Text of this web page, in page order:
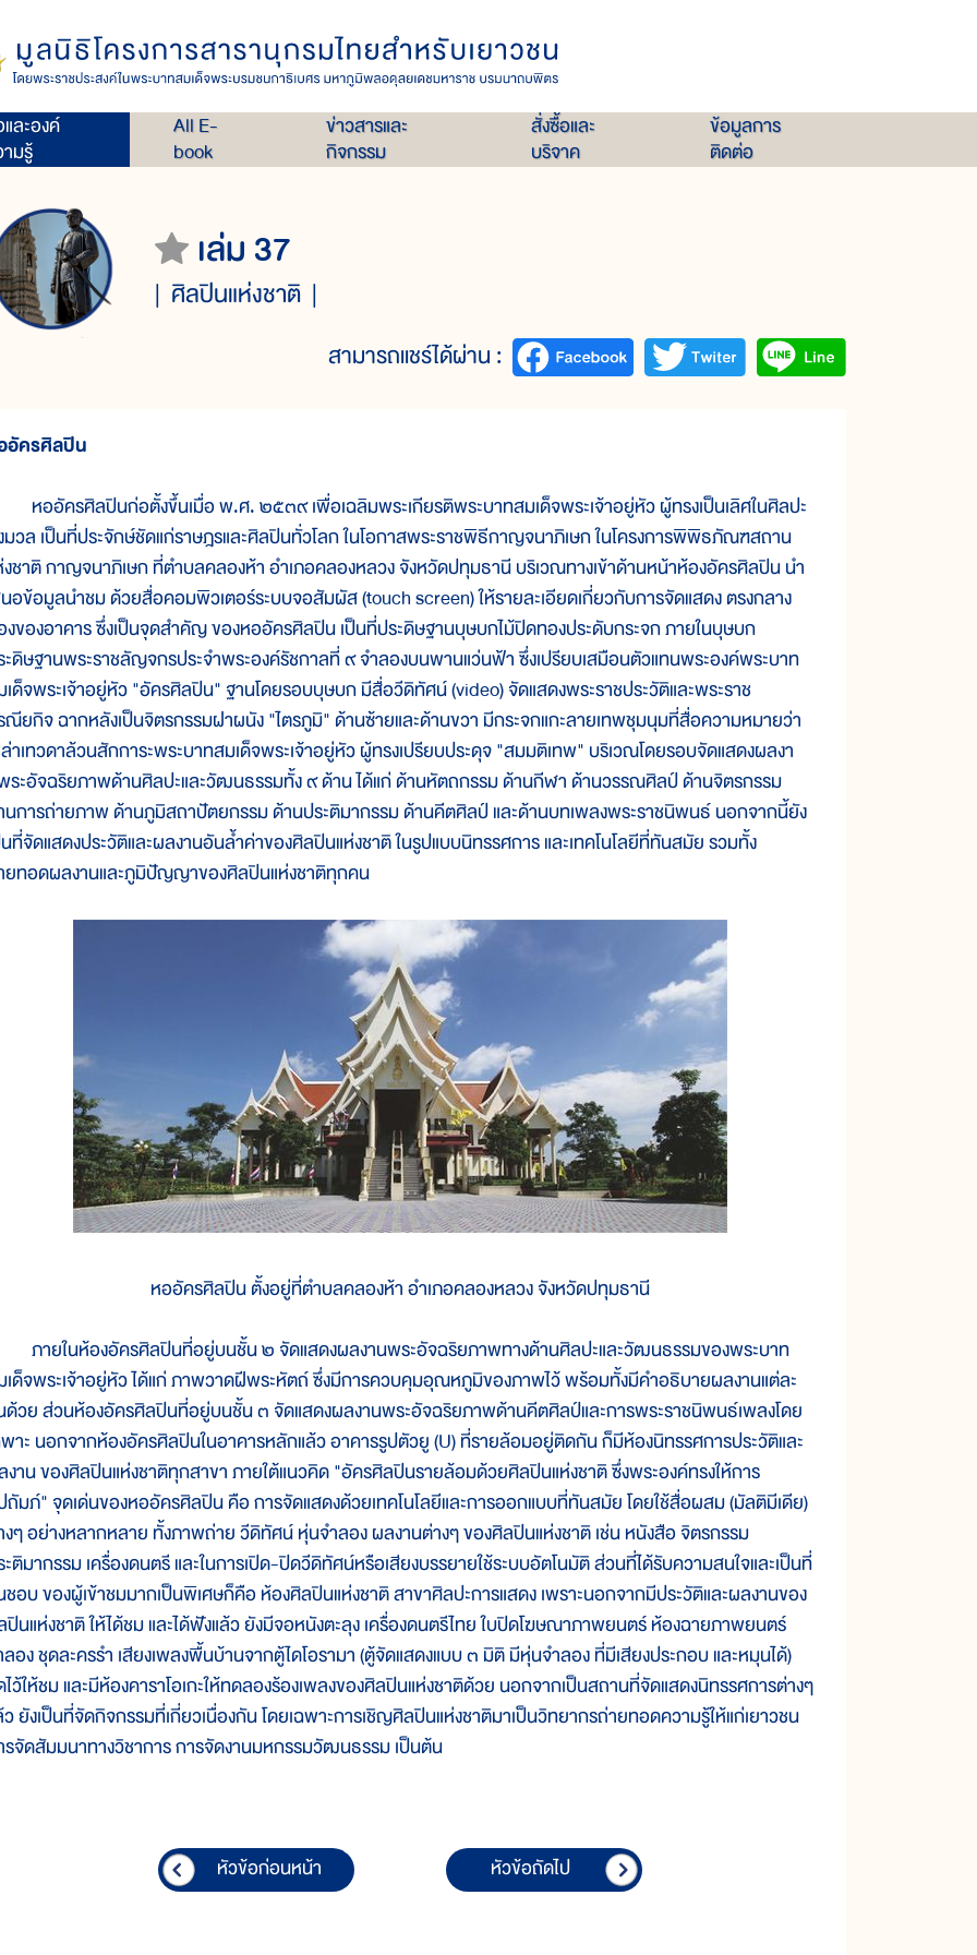
ละองค์
มรู้
All E-
book
ข่าวสารและ
กิจกรรม
สั่งซื้อและ
บริจาค
ข้อมูลการ
ติดต่อ
เล่ม 37
ศิลปินแห่งชาติ
สามารถแชร์ได้ผ่าน :
อัครศิลปิน
หออัครศิลปินก่อตั้งขึ้นเมื่อ พ.ศ. ๒๕๓๙ เพื่อเฉลิมพระเกียรติพระบาทสมเด็จพระเจ้าอยู่หัว ผู้ทรงเป็นเลิศในศิลปะ
มวล เป็นที่ประจักษ์ชัดแก่ราษฎรและศิลปินทั่วโลก ในโอกาสพระราชพิธีกาญจนาภิเษก ในโครงการพิพิธภัณฑสถาน
งชาติ กาญจนาภิเษก ที่ตำบลคลองห้า อำเภอคลองหลวง จังหวัดปทุมธานี บริเวณทางเข้าด้านหน้าห้องอัครศิลปิน นำ
นอข้อมูลนำชม ด้วยสื่อคอมพิวเตอร์ระบบจอสัมผัส (touch screen) ให้รายละเอียดเกี่ยวกับการจัดแสดง ตรงกลาง
งของอาคาร ซึ่งเป็นจุดสำคัญ ของหออัครศิลปิน เป็นที่ประดิษฐานบุษบกไม้ปิดทองประดับกระจก ภายในบุษบก
ะดิษฐานพระราชลัญจกรประจำพระองค์รัชกาลที่ ๙ จำลองบนพานแว่นฟ้า ซึ่งเปรียบเสมือนตัวแทนพระองค์พระบาท
ด็จพระเจ้าอยู่หัว "อัครศิลปิน" ฐานโดยรอบบุษบก มีสื่อวีดิทัศน์ (video) จัดแสดงพระราชประวัติและพระราช
ยกิจ ฉากหลังเป็นจิตรกรรมฝาผนัง "ไตรภูมิ" ด้านซ้ายและด้านขวา มีกระจกแกะลายเทพชุมนุมที่สื่อความหมายว่า
ล่าเทวดาล้วนสักการะพระบาทสมเด็จพระเจ้าอยู่หัว ผู้ทรงเปรียบประดุจ "สมมติเทพ" บริเวณโดยรอบจัดแสดงผลงา
ระอัจฉริยภาพด้านศิลปะและวัฒนธรรมทั้ง ๙ ด้าน ได้แก่ ด้านหัตถกรรม ด้านกีฬา ด้านวรรณศิลป์ ด้านจิตรกรรม
นการถ่ายภาพ ด้านภูมิสถาปัตยกรรม ด้านประติมากรรม ด้านคีตศิลป์ และด้านบทเพลงพระราชนิพนธ์ นอกจากนี้ยัง
นที่จัดแสดงประวัติและผลงานอันล้ำค่าของศิลปินแห่งชาติ ในรูปแบบนิทรรศการ และเทคโนโลยีที่ทันสมัย รวมทั้ง
ยทอดผลงานและภูมิปัญญาของศิลปินแห่งชาติทุกคน
หออัครศิลปิน ตั้งอยู่ที่ตำบลคลองห้า อำเภอคลองหลวง จังหวัดปทุมธานี
ภายในห้องอัครศิลปินที่อยู่บนชั้น ๒ จัดแสดงผลงานพระอัจฉริยภาพทางด้านศิลปะและวัฒนธรรมของพระบาท
เด็จพระเจ้าอยู่หัว ได้แก่ ภาพวาดฝีพระหัตถ์ ซึ่งมีการควบคุมอุณหภูมิของภาพไว้ พร้อมทั้งมีคำอธิบายผลงานแต่ละ
ด้วย ส่วนห้องอัครศิลปินที่อยู่บนชั้น ๓ จัดแสดงผลงานพระอัจฉริยภาพด้านคีตศิลป์และการพระราชนิพนธ์เพลงโดย
พาะ นอกจากห้องอัครศิลปินในอาคารหลักแล้ว อาคารรูปตัวยู (U) ที่รายล้อมอยู่ติดกัน ก็มีห้องนิทรรศการประวัติและ
งาน ของศิลปินแห่งชาติทุกสาขา ภายใต้แนวคิด "อัครศิลปินรายล้อมด้วยศิลปินแห่งชาติ ซึ่งพระองค์ทรงให้การ
มภ์" จุดเด่นของหออัครศิลปิน คือ การจัดแสดงด้วยเทคโนโลยีและการออกแบบที่ทันสมัย โดยใช้สื่อผสม (มัลติมีเดีย)
งๆ อย่างหลากหลาย ทั้งภาพถ่าย วีดิทัศน์ หุ่นจำลอง ผลงานต่างๆ ของศิลปินแห่งชาติ เช่น หนังสือ จิตรกรรม
ะติมากรรม เครื่องดนตรี และในการเปิด-ปิดวีดิทัศน์หรือเสียงบรรยายใช้ระบบอัตโนมัติ ส่วนที่ได้รับความสนใจและเป็นที่
อบ ของผู้เข้าชมมากเป็นพิเศษก็คือ ห้องศิลปินแห่งชาติ สาขาศิลปะการแสดง เพราะนอกจากมีประวัติและผลงานของ
นแห่งชาติ ให้ได้ชม และได้ฟังแล้ว ยังมีจอหนังตะลุง เครื่องดนตรีไทย ใบปิดโฆษณาภาพยนตร์ ห้องฉายภาพยนตร์
ลอง ชุดละครรำ เสียงเพลงพื้นบ้านจากตู้ไดโอรามา (ตู้จัดแสดงแบบ ๓ มิติ มีหุ่นจำลอง ที่มีเสียงประกอบ และหมุนได้)
ไว้ให้ชม และมีห้องคาราโอเกะให้ทดลองร้องเพลงของศิลปินแห่งชาติด้วย นอกจากเป็นสถานที่จัดแสดงนิทรรศการต่างๆ
ว ยังเป็นที่จัดกิจกรรมที่เกี่ยวเนื่องกัน โดยเฉพาะการเชิญศิลปินแห่งชาติมาเป็นวิทยากรถ่ายทอดความรู้ให้แก่เยาวชน
จัดสัมมนาทางวิชาการ การจัดงานมหกรรมวัฒนธรรม เป็นต้น
หัวข้อก่อนหน้า หัวข้อถัดไป